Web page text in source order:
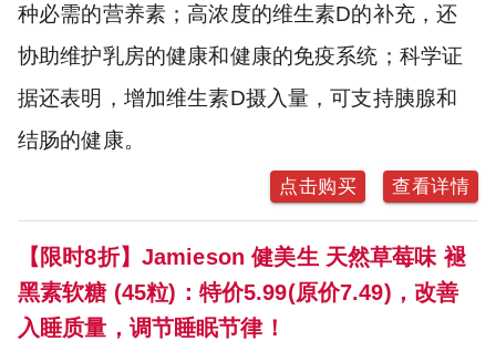
种必需的营养素；高浓度的维生素D的补充，还
协助维护乳房的健康和健康的免疫系统；科学证
据还表明，增加维生素D摄入量，可支持胰腺和
结肠的健康。
点击购买 查看详情
【限时8折】Jamieson 健美生 天然草莓味 褪
黑素软糖 (45粒)：特价5.99(原价7.49)，改善
入睡质量，调节睡眠节律！